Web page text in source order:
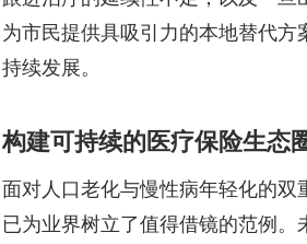
为市民提供具吸引力的本地替代
持续发展。
构建可持续的医疗保险生态
面对人口老化与慢性病年轻化的双
已为业界树立了值得借镜的范例